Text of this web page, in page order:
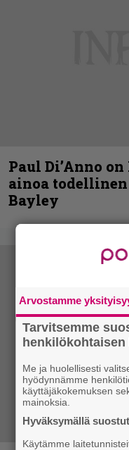
Paul Di’Anno
ainoa todellinen
Bayley
Arvostamme
Tarvitsemme
Me ja huolellisesti
hyödynnämme
käyttäjäkokemuksen
mainoksia.
Hyväksymällä
Käytämme